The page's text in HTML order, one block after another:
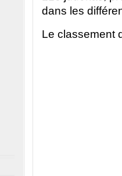
dans les
Le classement